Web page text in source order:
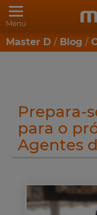
Menu
Master D Blog
Prepara-
para o
Agentes